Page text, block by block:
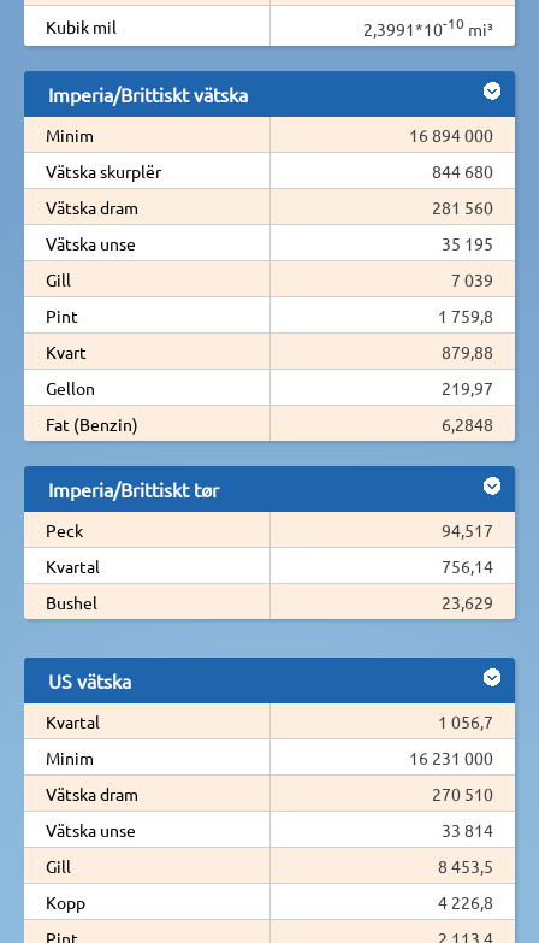
Kubik mil
2,3991*10-10 mi³
Imperia/Brittiskt vätska
Minim
16 894 000
Vätska skurplër
844 680
Vätska dram
281 560
Vätska unse
35 195
Gill
7 039
Pint
1 759,8
Kvart
879,88
Gellon
219,97
Fat (Benzin)
6,2848
Imperia/Brittiskt tør
Peck
94,517
Kvartal
756,14
Bushel
23,629
US vätska
Kvartal
1 056,7
Minim
16 231 000
Vätska dram
270 510
Vätska unse
33 814
Gill
8 453,5
Kopp
4 226,8
Pint
2 113,4